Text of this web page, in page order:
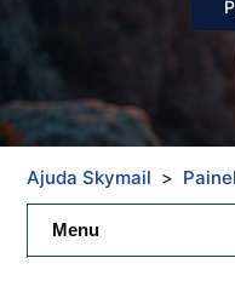
Ajuda Skymail
Menu